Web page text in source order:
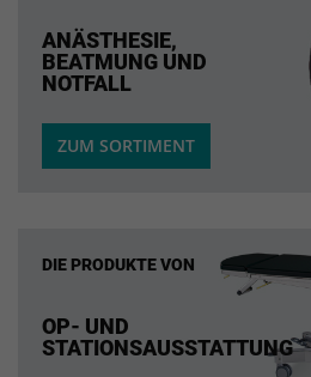
ANÄSTHESIE,
BEATMUNG UND
NOTFALL
ZUM SORTIMENT
DIE PRODUKTE VON
OP- UND
STATIONSAUSSTATTUNG